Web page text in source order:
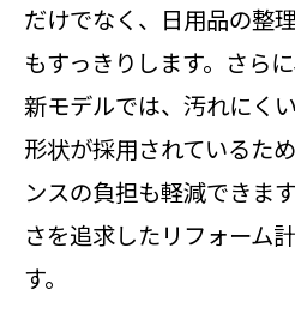
洗面所と浴室の
納を見直すポイン
機能美と清掃性を両
トの選び方
洗面所と浴室の
を重視した選び
だけでなく、日用品の整
もすっきりします。さら
新モデルでは、汚れにく
形状が採用されているた
ンスの負担も軽減できま
さを追求したリフォーム
す。